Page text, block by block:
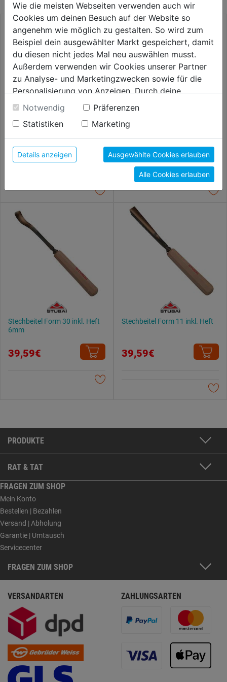
36,99€ 37,59€
Stechbeitel Form 30 inkl. Heft
6mm
39,59€
Stechbeitel Form 11 inkl. Heft
39,59€
PRODUKTE
RAT & TAT
FRAGEN ZUM SHOP
Mein Konto
Bestellen | Bezahlen
Versand | Abholung
Garantie | Umtausch
Servicecenter
FRAGEN ZUM SHOP
VERSANDARTEN ZAHLUNGSARTEN
Wie die meisten Webseiten verwenden auch wir
Cookies um deinen Besuch auf der Website so
angenehm wie möglich zu gestalten. So wird zum
Beispiel dein ausgewählter Markt gespeichert, damit
du diesen nicht jedes Mal neu auswählen musst.
Außerdem verwenden wir Cookies unserer Partner
zu Analyse- und Marketingzwecken sowie für die
Personalisierung von Anzeigen. Durch deine
Einwilligung werden die Daten von Drittanbieter,
unter anderem auch in den USA, verarbeitet.
Durch Klick auf "Alle Cookies erlauben" stimmst du
der Verwendung aller Cookies zu. Unter "Details
anzeigen" findest du alle Infos zu den
unterschiedlichen Cookies, unter "Cookies
Konfigurieren" kannst du auswählen, welche Cookies
du zulassen möchtest und welche nicht.
Datenschutzerklärung
Notwendig
Präferenzen
Statistiken
Marketing
Details anzeigen Ausgewählte Cookies erlauben
Alle Cookies erlauben